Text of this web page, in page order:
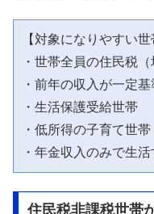
【対象になりやすい世
・世帯全員の住民税
・前年の収入が一定
・生活保護受給世帯
・低所得の子育て世
住民税非課税世帯